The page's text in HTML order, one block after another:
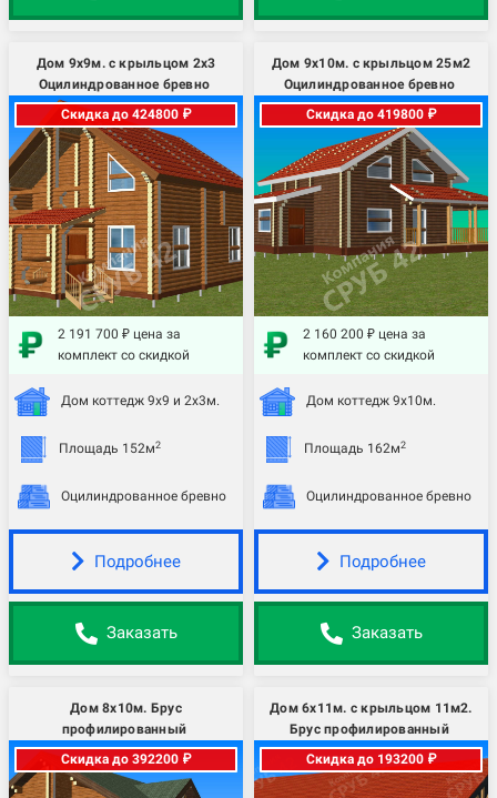
Дом 9х9м. с крыльцом 2х3
Оцилиндрованное бревно
Скидка до 424800 ₽
2 191 700 ₽ цена за
комплект со скидкой
Дом коттедж 9х9 и 2х3м.
Площадь 152м2
Оцилиндрованное бревно
Подробнее
Заказать
Дом 9х10м. с крыльцом 25м2
Оцилиндрованное бревно
Скидка до 419800 ₽
2 160 200 ₽ цена за
комплект со скидкой
Дом коттедж 9х10м.
Площадь 162м2
Оцилиндрованное бревно
Подробнее
Заказать
Дом 8х10м. Брус
профилированный
Скидка до 392200 ₽
Дом 6х11м. с крыльцом 11м2.
Брус профилированный
Скидка до 193200 ₽